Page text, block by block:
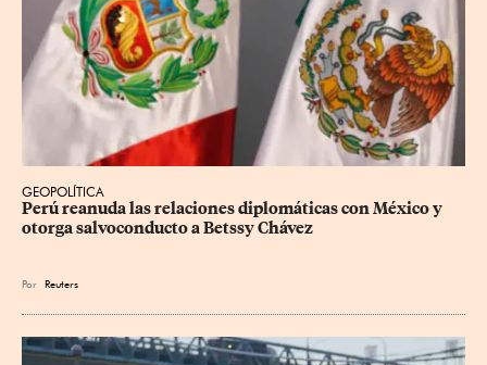
GEOPOLÍTICA
Perú reanuda las relaciones diplomáticas con México y
otorga salvoconducto a Betssy Chávez
Por Reuters